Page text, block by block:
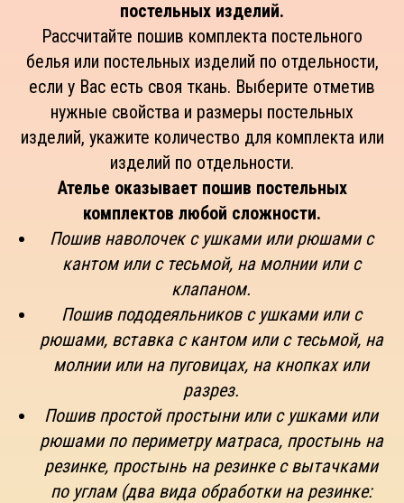
постельных изделий.
Рассчитайте пошив комплекта постельного
белья или постельных изделий по отдельности,
если у Вас есть своя ткань. Выберите отметив
нужные свойства и размеры постельных
изделий, укажите количество для комплекта или
изделий по отдельности.
Ателье оказывает пошив постельных
комплектов любой сложности.
Пошив наволочек с ушками или рюшами с
кантом или с тесьмой, на молнии или с
клапаном.
Пошив пододеяльников с ушками или с
рюшами, вставка с кантом или с тесьмой, на
молнии или на пуговицах, на кнопках или
разрез.
Пошив простой простыни или с ушками или
рюшами по периметру матраса, простынь на
резинке, простынь на резинке с вытачками
по углам (два вида обработки на резинке: